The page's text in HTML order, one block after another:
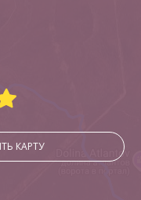
КАРТУ